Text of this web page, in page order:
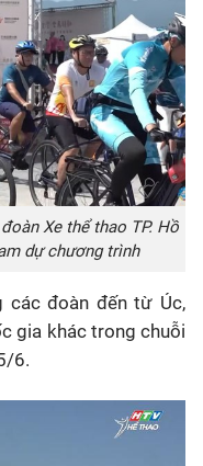
Xe thể thao TP. Hồ
dự chương trình
các đoàn đến từ Úc,
gia khác trong chuỗi
6.